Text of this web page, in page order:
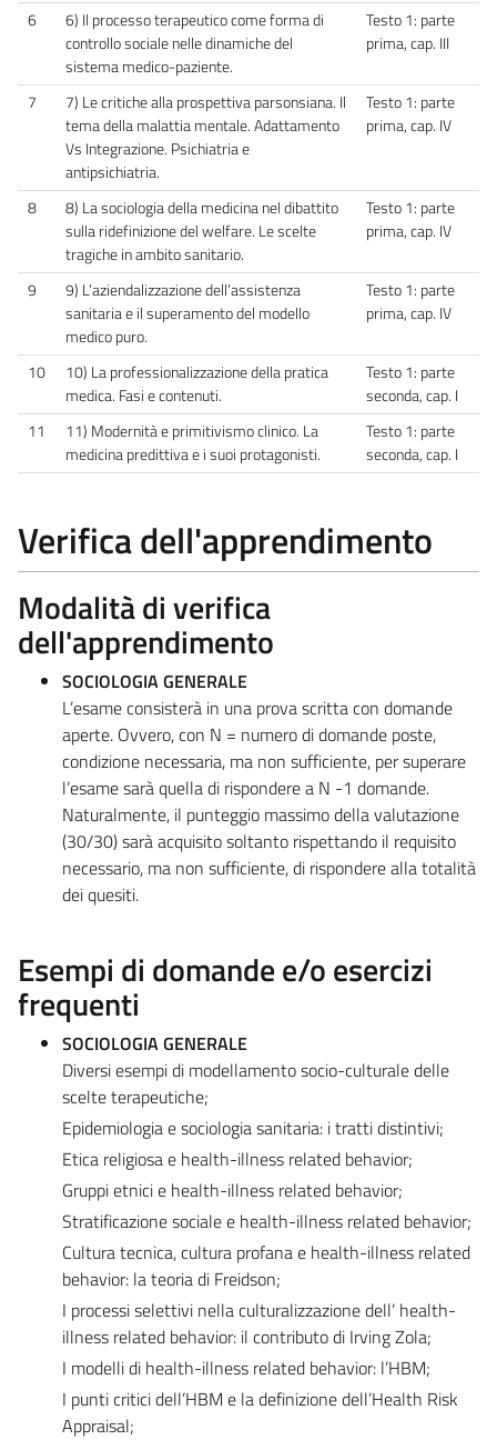
6
6) Il processo terapeutico come forma di
controllo sociale nelle dinamiche del
sistema medico-paziente.
Testo 1: parte
prima, cap. III
7
7) Le critiche alla prospettiva parsonsiana. Il
tema della malattia mentale. Adattamento
Vs Integrazione. Psichiatria e
antipsichiatria.
Testo 1: parte
prima, cap. IV
8
8) La sociologia della medicina nel dibattito
sulla ridefinizione del welfare. Le scelte
tragiche in ambito sanitario.
Testo 1: parte
prima, cap. IV
9
9) L’aziendalizzazione dell’assistenza
sanitaria e il superamento del modello
medico puro.
Testo 1: parte
prima, cap. IV
10
10) La professionalizzazione della pratica
medica. Fasi e contenuti.
Testo 1: parte
seconda, cap. I
11
11) Modernità e primitivismo clinico. La
medicina predittiva e i suoi protagonisti.
Testo 1: parte
seconda, cap. I
Verifica dell'apprendimento
Modalità di verifica
dell'apprendimento
SOCIOLOGIA GENERALE
L’esame consisterà in una prova scritta con domande
aperte. Ovvero, con N = numero di domande poste,
condizione necessaria, ma non sufficiente, per superare
l’esame sarà quella di rispondere a N -1 domande.
Naturalmente, il punteggio massimo della valutazione
(30/30) sarà acquisito soltanto rispettando il requisito
necessario, ma non sufficiente, di rispondere alla totalità
dei quesiti.
Esempi di domande e/o esercizi
frequenti
SOCIOLOGIA GENERALE
Diversi esempi di modellamento socio-culturale delle
scelte terapeutiche;
Epidemiologia e sociologia sanitaria: i tratti distintivi;
Etica religiosa e health-illness related behavior;
Gruppi etnici e health-illness related behavior;
Stratificazione sociale e health-illness related behavior;
Cultura tecnica, cultura profana e health-illness related
behavior: la teoria di Freidson;
I processi selettivi nella culturalizzazione dell’ health-
illness related behavior: il contributo di Irving Zola;
I modelli di health-illness related behavior: l’HBM;
I punti critici dell’HBM e la definizione dell’Health Risk
Appraisal;